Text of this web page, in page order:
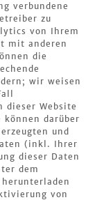
verbundene
zu
von Ihrem
mit anderen
die
wir weisen
dieser Website
darüber
und
(inkl. Ihrer
dieser Daten
dem
von